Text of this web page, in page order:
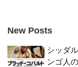
New Posts
シッダ
ンゴ人